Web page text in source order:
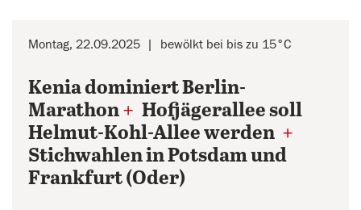
Montag, 22.09.2025 bewölkt bei bis zu 15°C
Kenia dominiert Berlin-
Marathon+ Hofjägerallee soll
Helmut-Kohl-Allee werden +
Stichwahlen in Potsdam und
Frankfurt (Oder)